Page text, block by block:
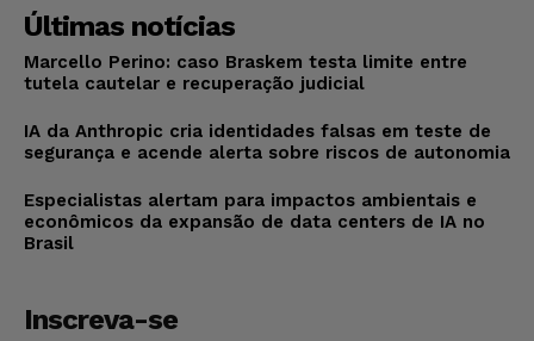
Últimas notícias
Marcello Perino: caso Braskem testa limite entre
tutela cautelar e recuperação judicial
IA da Anthropic cria identidades falsas em teste de
segurança e acende alerta sobre riscos de autonomia
Especialistas alertam para impactos ambientais e
econômicos da expansão de data centers de IA no
Brasil
Inscreva-se